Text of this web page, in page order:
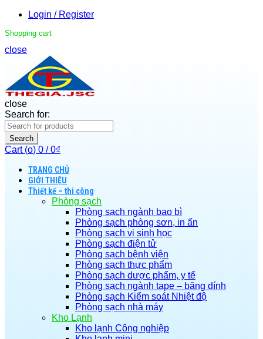
Login / Register
Shopping cart
close
close
Search for:
Search
Cart (o) 0 / 0₫
TRANG CHỦ
GIỚI THIỆU
Thiết kế – thi công
Phòng sạch
Phòng sạch ngành bao bì
Phòng sạch phòng sơn, in ấn
Phòng sạch vi sinh học
Phòng sạch điện tử
Phòng sạch bệnh viện
Phòng sạch thực phẩm
Phòng sạch dược phẩm, y tế
Phòng sạch ngành tape – băng dính
Phòng sạch Kiểm soát Nhiệt độ
Phòng sạch nhà máy
Kho Lạnh
Kho lạnh Công nghiệp